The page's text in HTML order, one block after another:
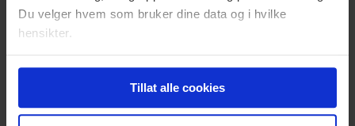
Du velger hvem som bruker dine data og i hvilke
hensikter.
Hvis du gir oss lov, vil vi også gjerne:
Innhente informasjon om den geografiske
beliggenheten din, som kan være nøyaktig innenfor
Tillat alle cookies
Lenco L-175
Resultatet er basert på
Teac TN-100